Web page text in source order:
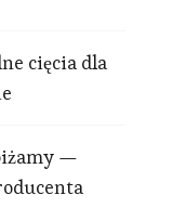
cięcia dla
—